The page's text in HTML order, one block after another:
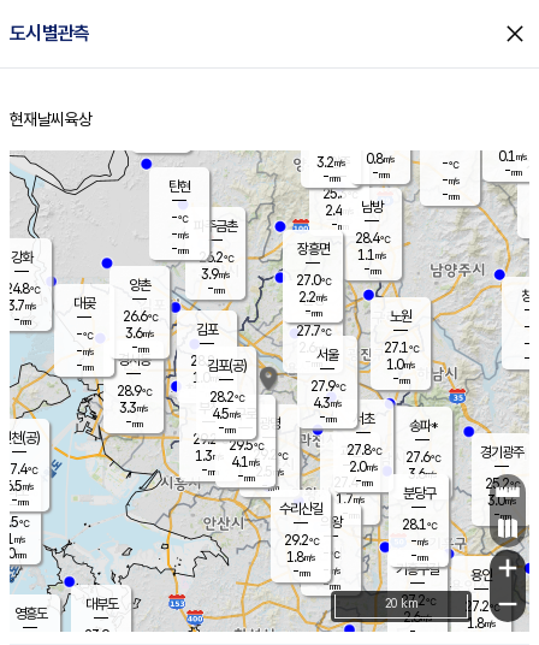
도시별관측 close
홈
현재날씨 육상
의도
℃
m/s
mm
영흥도
양주
25.3℃
2.4
-mm
과천
27.4℃
1.7m/s
- mm
용인
27.2℃
1.8m/s
경기광주
25.2℃
3.0m/s
-mm
대부도
23.9
경서동
28.9℃
3.3m/s
-mm
파주금촌
26.2℃
3.9m/s
-mm
-℃
-m/s
-mm
대곶
-℃
-m/s
-mm
창
-
-m/
-
탄현
-℃
-m/s
-mm
0.1 m/s
-mm
의왕
- ℃
-m/s
-mm
김포
28.8℃
1.0 m/s
mm
광명
29.2 ℃
2.5 m/s
-mm
부천
29.2℃
1.3m/s
-mm
양촌
26.6℃
3.6m/s
-mm
구로
29.5℃
4.1 m/s
-mm
은평
27.7℃
2.6 m/s
- mm
노원
27.1℃
1.0m/s
-mm
송파*
27.6℃
3.6m/s
-mm
서초
27.8℃
2.0m/s
-mm
남방
28.4℃
1.1 m/s
-mm
기흥구갈
27.2℃
2.6m/s
-
수리산길
29.2℃
1.8m/s
-mm
분당구
28.1℃
-m/s
-mm
장흥면
27.0℃
2.2m/s
-mm
3.2m/s
-mm
강화
24.8℃
3.7m/s
-mm
인천(공)
27.4℃
6.5m/s
-mm
김포(공)
28.2℃
4.5m/s
-mm
서울
27.9℃
4.3m/s
-mm
0.8m/s
-mm
+
−
20 km